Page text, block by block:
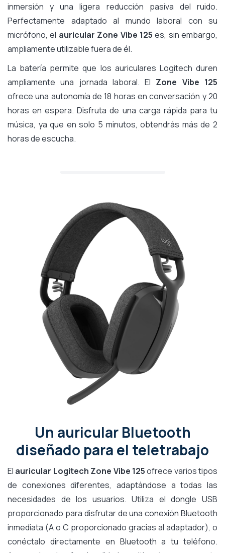
inmersión y una ligera reducción pasiva del ruido.
Perfectamente adaptado al mundo laboral con su
micrófono, el auricular Zone Vibe 125 es, sin embargo,
ampliamente utilizable fuera de él.
La batería permite que los auriculares Logitech duren
ampliamente una jornada laboral. El Zone Vibe 125
ofrece una autonomía de 18 horas en conversación y 20
horas en espera. Disfruta de una carga rápida para tu
música, ya que en solo 5 minutos, obtendrás más de 2
horas de escucha.
Un auricular Bluetooth
diseñado para el teletrabajo
El auricular Logitech Zone Vibe 125ofrece varios tipos
de conexiones diferentes, adaptándose a todas las
necesidades de los usuarios. Utiliza el dongle USB
proporcionado para disfrutar de una conexión Bluetooth
inmediata (A o C proporcionado gracias al adaptador), o
conéctalo directamente en Bluetooth a tu teléfono.